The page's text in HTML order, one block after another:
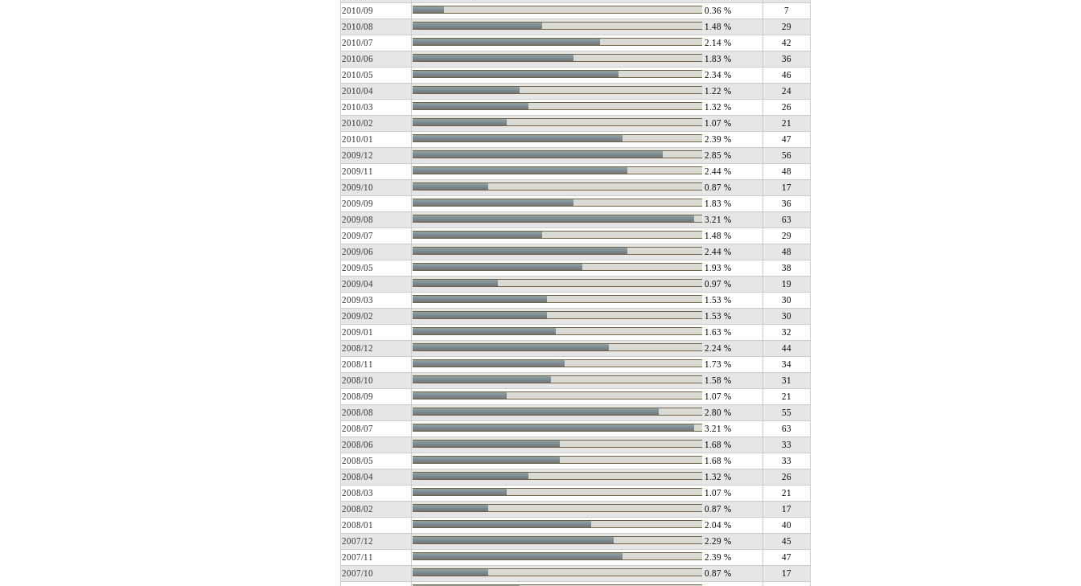
2010/09
0.36 %
7
2010/08
1.48 %
29
2010/07
2.14 %
42
2010/06
1.83 %
36
2010/05
2.34 %
46
2010/04
1.22 %
24
2010/03
1.32 %
26
2010/02
1.07 %
21
2010/01
2.39 %
47
2009/12
2.85 %
56
2009/11
2.44 %
48
2009/10
0.87 %
17
2009/09
1.83 %
36
2009/08
3.21 %
63
2009/07
1.48 %
29
2009/06
2.44 %
48
2009/05
1.93 %
38
2009/04
0.97 %
19
2009/03
1.53 %
30
2009/02
1.53 %
30
2009/01
1.63 %
32
2008/12
2.24 %
44
2008/11
1.73 %
34
2008/10
1.58 %
31
2008/09
1.07 %
21
2008/08
2.80 %
55
2008/07
3.21 %
63
2008/06
1.68 %
33
2008/05
1.68 %
33
2008/04
1.32 %
26
2008/03
1.07 %
21
2008/02
0.87 %
17
2008/01
2.04 %
40
2007/12
2.29 %
45
2007/11
2.39 %
47
2007/10
0.87 %
17